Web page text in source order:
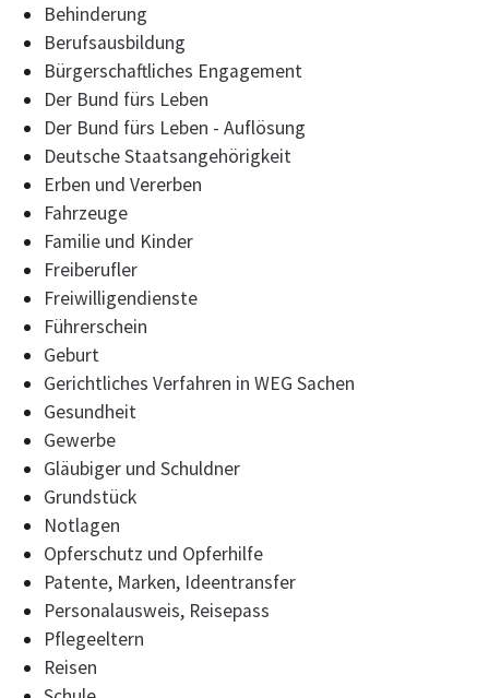
Behinderung
Berufsausbildung
Bürgerschaftliches Engagement
Der Bund fürs Leben
Der Bund fürs Leben - Auflösung
Deutsche Staatsangehörigkeit
Erben und Vererben
Fahrzeuge
Familie und Kinder
Freiberufler
Freiwilligendienste
Führerschein
Geburt
Gerichtliches Verfahren in WEG Sachen
Gesundheit
Gewerbe
Gläubiger und Schuldner
Grundstück
Notlagen
Opferschutz und Opferhilfe
Patente, Marken, Ideentransfer
Personalausweis, Reisepass
Pflegeeltern
Reisen